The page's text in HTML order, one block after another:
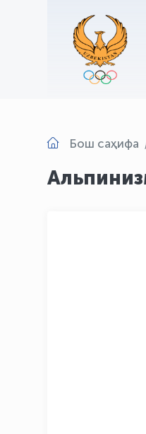
Бош саҳифа